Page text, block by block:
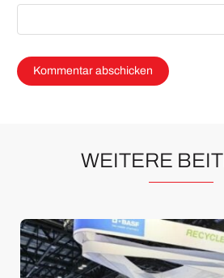
WEITERE